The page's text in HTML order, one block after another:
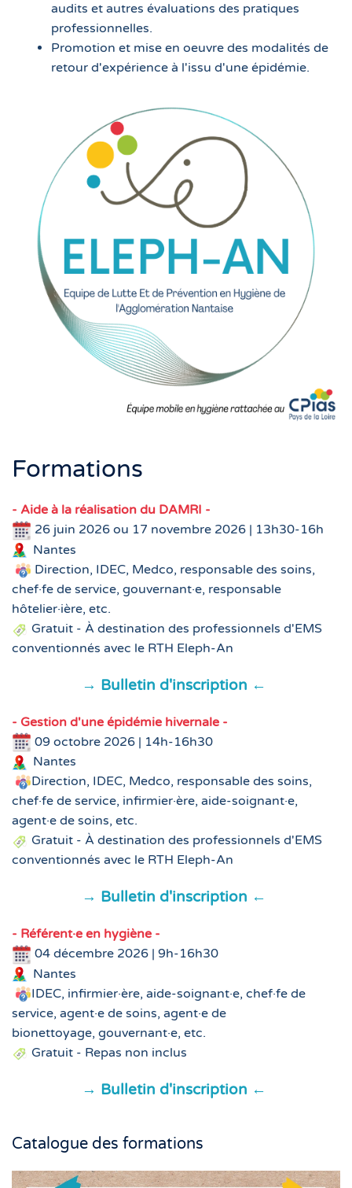
audits et autres évaluations des pratiques
professionnelles.
Promotion et mise en oeuvre des modalités de
retour d'expérience à l'issu d'une épidémie.
Formations
- Aide à la réalisation du DAMRI -
26 juin 2026 ou 17 novembre 2026 | 13h30-16h
Nantes
Direction, IDEC, Medco, responsable des soins,
chef·fe de service, gouvernant·e, responsable
hôtelier·ière, etc.
Gratuit - À destination des professionnels d'EMS
conventionnés avec le RTH Eleph-An
→ Bulletin d'inscription ←
- Gestion d'une épidémie hivernale -
09 octobre 2026 | 14h-16h30
Nantes
Direction, IDEC, Medco, responsable des soins,
chef·fe de service, infirmier·ère, aide-soignant·e,
agent·e de soins, etc.
Gratuit - À destination des professionnels d'EMS
conventionnés avec le RTH Eleph-An
→ Bulletin d'inscription ←
- Référent·e en hygiène -
04 décembre 2026 | 9h-16h30
Nantes
IDEC, infirmier·ère, aide-soignant·e, chef·fe de
service, agent·e de soins, agent·e de
bionettoyage, gouvernant·e, etc.
Gratuit - Repas non inclus
→ Bulletin d'inscription ←
Catalogue des formations